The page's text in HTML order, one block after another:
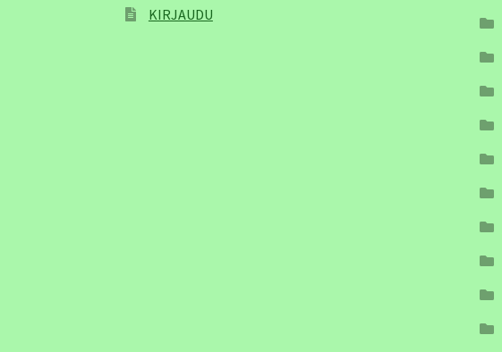
KIRJAUDU